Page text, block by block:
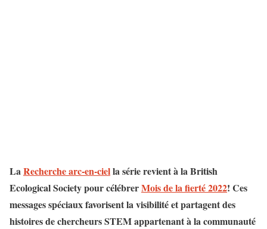
LaRecherche arc-en-ciella série revient à la British
Ecological Society pour célébrerMois de la fierté 2022! Ces
messages spéciaux favorisent la visibilité et partagent des
histoires de chercheurs STEM appartenant à la communauté